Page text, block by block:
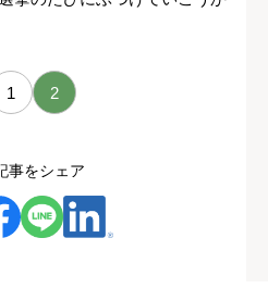
1 2
事をシェア